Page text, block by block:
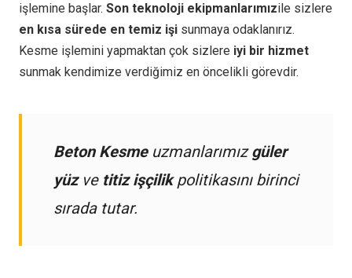
işlemine başlar. Son teknoloji ekipmanlarımızile sizlere
en kısa sürede en temiz işi sunmaya odaklanırız.
Kesme işlemini yapmaktan çok sizlere iyi bir hizmet
sunmak kendimize verdiğimiz en öncelikli görevdir.
Beton Kesmeuzmanlarımızgüler
yüzve titiz işçilikpolitikasını birinci
sırada tutar.